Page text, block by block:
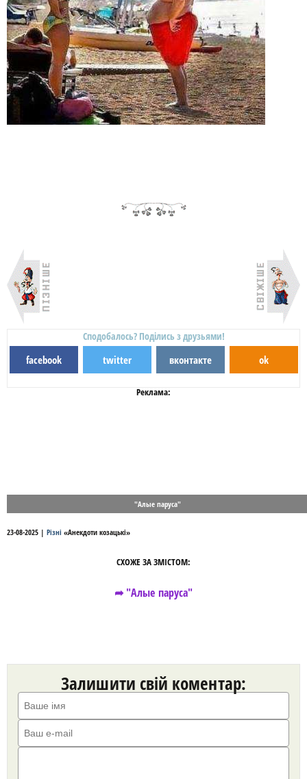
Сподобалось? Поділись з друзьями!
facebook twitter вконтакте ok
Реклама:
"Алые паруса"
23-08-2025 | Різні «Анекдоти козацькі»
СХОЖЕ ЗА ЗМІСТОМ:
➦ "Алые паруса"
Залишити свій коментар: